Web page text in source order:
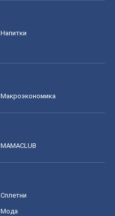
Напитки
Mакроэкономика
MAMACLUB
Сплетни
Мода